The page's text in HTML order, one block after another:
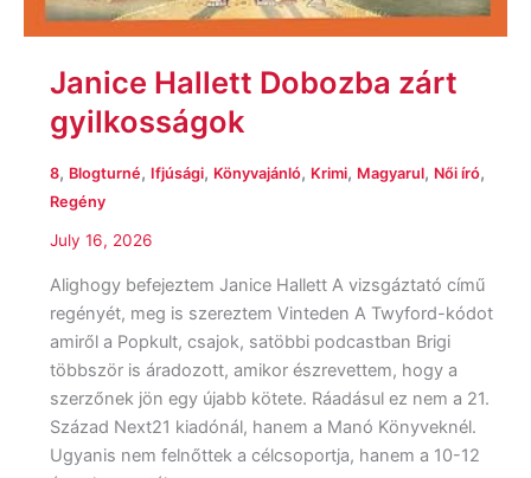
Janice Hallett Dobozba zárt
gyilkosságok
8, Blogturné, Ifjúsági, Könyvajánló, Krimi, Magyarul, Női író,
Regény
July 16, 2026
Alighogy befejeztem Janice Hallett A vizsgáztató című
regényét, meg is szereztem Vinteden A Twyford-kódot
amiről a Popkult, csajok, satöbbi podcastban Brigi
többször is áradozott, amikor észrevettem, hogy a
szerzőnek jön egy újabb kötete. Ráadásul ez nem a 21.
Század Next21 kiadónál, hanem a Manó Könyveknél.
Ugyanis nem felnőttek a célcsoportja, hanem a 10-12